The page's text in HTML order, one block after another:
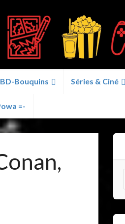
BD-Bouquins Séries & Ciné
=-